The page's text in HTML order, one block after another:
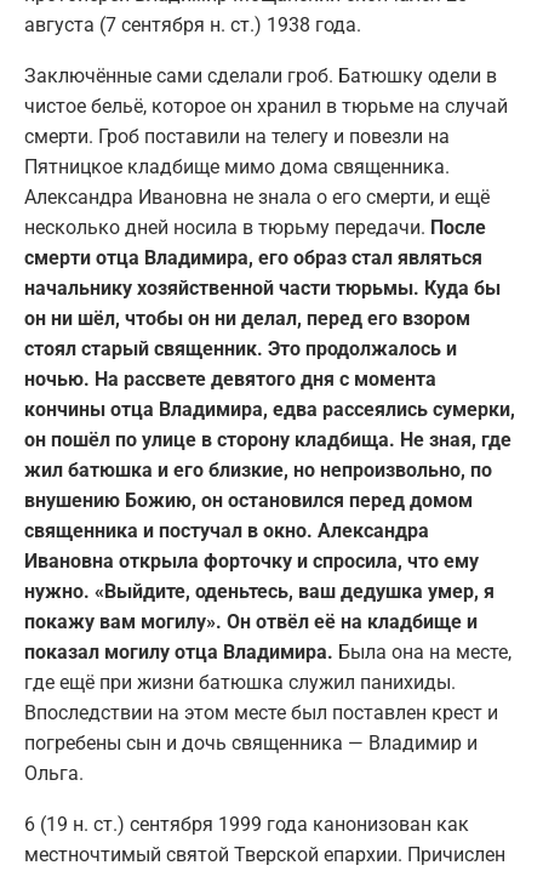
августа (7 сентября н. ст.) 1938 года.
Заключённые сами сделали гроб. Батюшку одели в
чистое бельё, которое он хранил в тюрьме на случай
смерти. Гроб поставили на телегу и повезли на
Пятницкое кладбище мимо дома священника.
Александра Ивановна не знала о его смерти, и ещё
несколько дней носила в тюрьму передачи. После
смерти отца Владимира, его образ стал являться
начальнику хозяйственной части тюрьмы. Куда бы
он ни шёл, чтобы он ни делал, перед его взором
стоял старый священник. Это продолжалось и
ночью. На рассвете девятого дня с момента
кончины отца Владимира, едва рассеялись сумерки,
он пошёл по улице в сторону кладбища. Не зная, где
жил батюшка и его близкие, но непроизвольно, по
внушению Божию, он остановился перед домом
священника и постучал в окно. Александра
Ивановна открыла форточку и спросила, что ему
нужно. «Выйдите, оденьтесь, ваш дедушка умер, я
покажу вам могилу». Он отвёл её на кладбище и
показал могилу отца Владимира. Была она на месте,
где ещё при жизни батюшка служил панихиды.
Впоследствии на этом месте был поставлен крест и
погребены сын и дочь священника — Владимир и
Ольга.
6 (19 н. ст.) сентября 1999 года канонизован как
местночтимый святой Тверской епархии. Причислен